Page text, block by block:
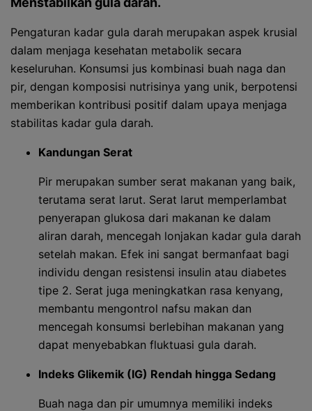
Pengaturan kadar gula darah merupakan aspek krusial
dalam menjaga kesehatan metabolik secara
keseluruhan. Konsumsi jus kombinasi buah naga dan
pir, dengan komposisi nutrisinya yang unik, berpotensi
memberikan kontribusi positif dalam upaya menjaga
stabilitas kadar gula darah.
Kandungan Serat
Pir merupakan sumber serat makanan yang baik,
terutama serat larut. Serat larut memperlambat
penyerapan glukosa dari makanan ke dalam
aliran darah, mencegah lonjakan kadar gula darah
setelah makan. Efek ini sangat bermanfaat bagi
individu dengan resistensi insulin atau diabetes
tipe 2. Serat juga meningkatkan rasa kenyang,
membantu mengontrol nafsu makan dan
mencegah konsumsi berlebihan makanan yang
dapat menyebabkan fluktuasi gula darah.
Indeks Glikemik (IG) Rendah hingga Sedang
Buah naga dan pir umumnya memiliki indeks